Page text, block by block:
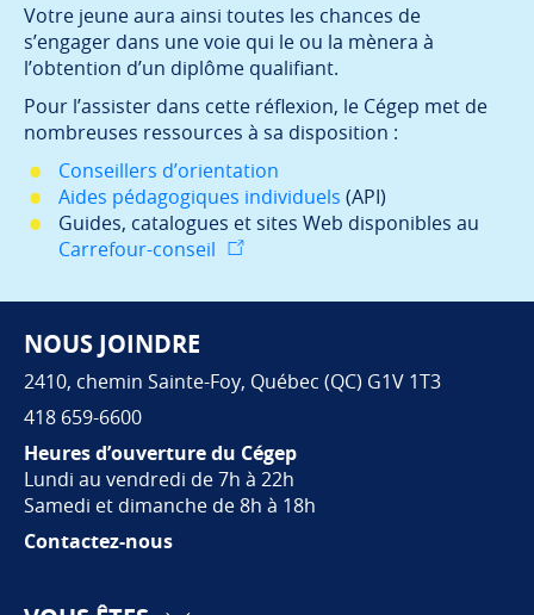
Votre jeune aura ainsi toutes les chances de
s’engager dans une voie qui le ou la mènera à
l’obtention d’un diplôme qualifiant.
Pour l’assister dans cette réflexion, le Cégep met de
nombreuses ressources à sa disposition :
Conseillers d’orientation
Aides pédagogiques individuels (API)
Guides, catalogues et sites Web disponibles au
Carrefour-conseil
Pied de page
NOUS JOINDRE
2410, chemin Sainte-Foy, Québec (QC) G1V 1T3
418 659-6600
Heures d’ouverture du Cégep
Lundi au vendredi de 7h à 22h
Samedi et dimanche de 8h à 18h
Contactez-nous